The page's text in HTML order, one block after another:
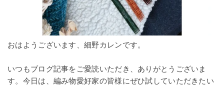
おはようございます、細野カレンです。
いつもブログ記事をご愛読いただき、ありがとうございま
す。今日は、編み物愛好家の皆様にぜひ試していただきたい